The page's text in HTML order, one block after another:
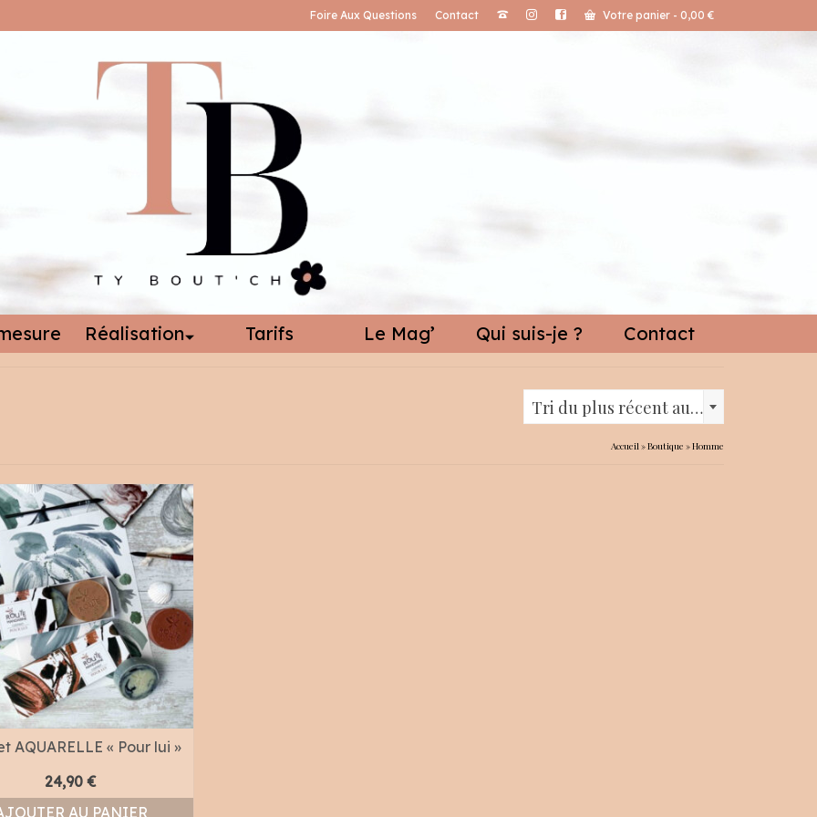
Foire Aux Questions Contact Votre panier - 0,00 €
Réalisation Tarifs Le Mag’ Qui suis-je ? Contact
Tri du plus récent au plus ancien
Accueil»Boutique »Homme
AQUARELLE « Pour lui »
24,90€
AU PANIER